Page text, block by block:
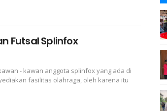
Futsal Splinfox
- kawan anggota splinfox yang ada di
fasilitas olahraga, oleh karena itu